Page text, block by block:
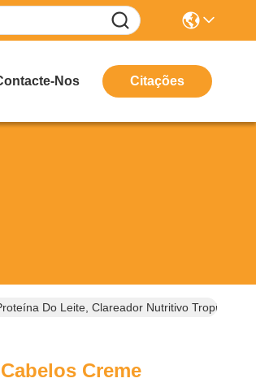
Nos Citações
Do Leite, Clareador Nutritivo Tropical
Creme